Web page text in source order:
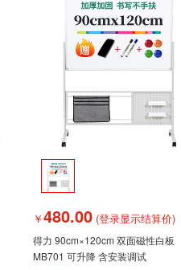
￥480.00 (登录显示结算价)
得力 90cm×120cm 双面磁性白板
MB701 可升降 含安装调试